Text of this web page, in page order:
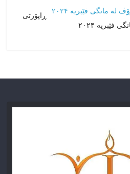
ڕاپۆرتی
۲۰۲۴